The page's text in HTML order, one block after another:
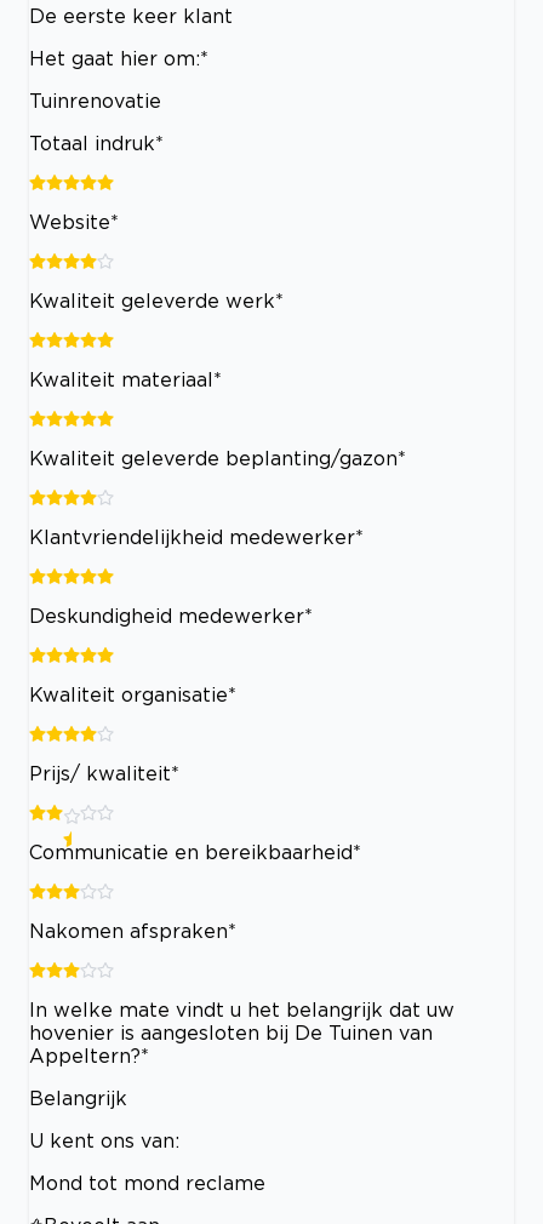
De eerste keer klant
Het gaat hier om:*
Tuinrenovatie
Totaal indruk*
Website*
Kwaliteit geleverde werk*
Kwaliteit materiaal*
Kwaliteit geleverde beplanting/gazon*
Klantvriendelijkheid medewerker*
Deskundigheid medewerker*
Kwaliteit organisatie*
Prijs/ kwaliteit*
Communicatie en bereikbaarheid*
Nakomen afspraken*
In welke mate vindt u het belangrijk dat uw
hovenier is aangesloten bij De Tuinen van
Appeltern?*
Belangrijk
U kent ons van:
Mond tot mond reclame